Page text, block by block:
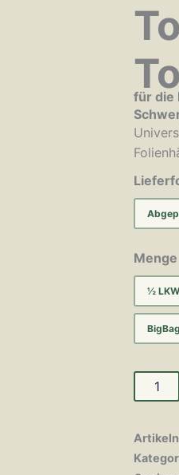
für die
Menge
½ LKW